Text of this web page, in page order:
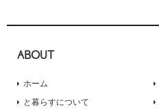
ABOUT
ホーム
と暮らすについて